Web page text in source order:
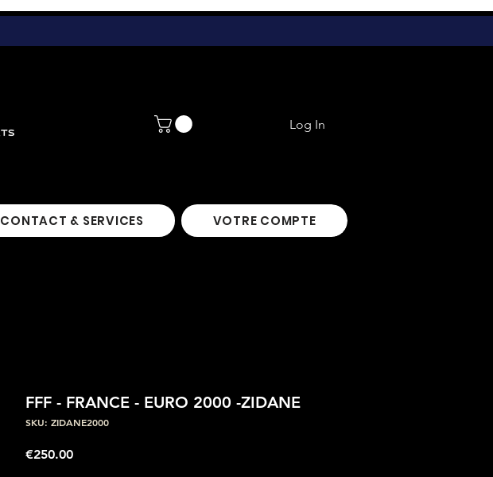
Log In
CONTACT & SERVICES VOTRE COMPTE
FFF - FRANCE - EURO 2000 -ZIDANE
SKU: ZIDANE2000
€250.00Price